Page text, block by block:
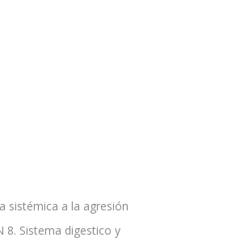
sistémica a la agresión
8. Sistema digestico y